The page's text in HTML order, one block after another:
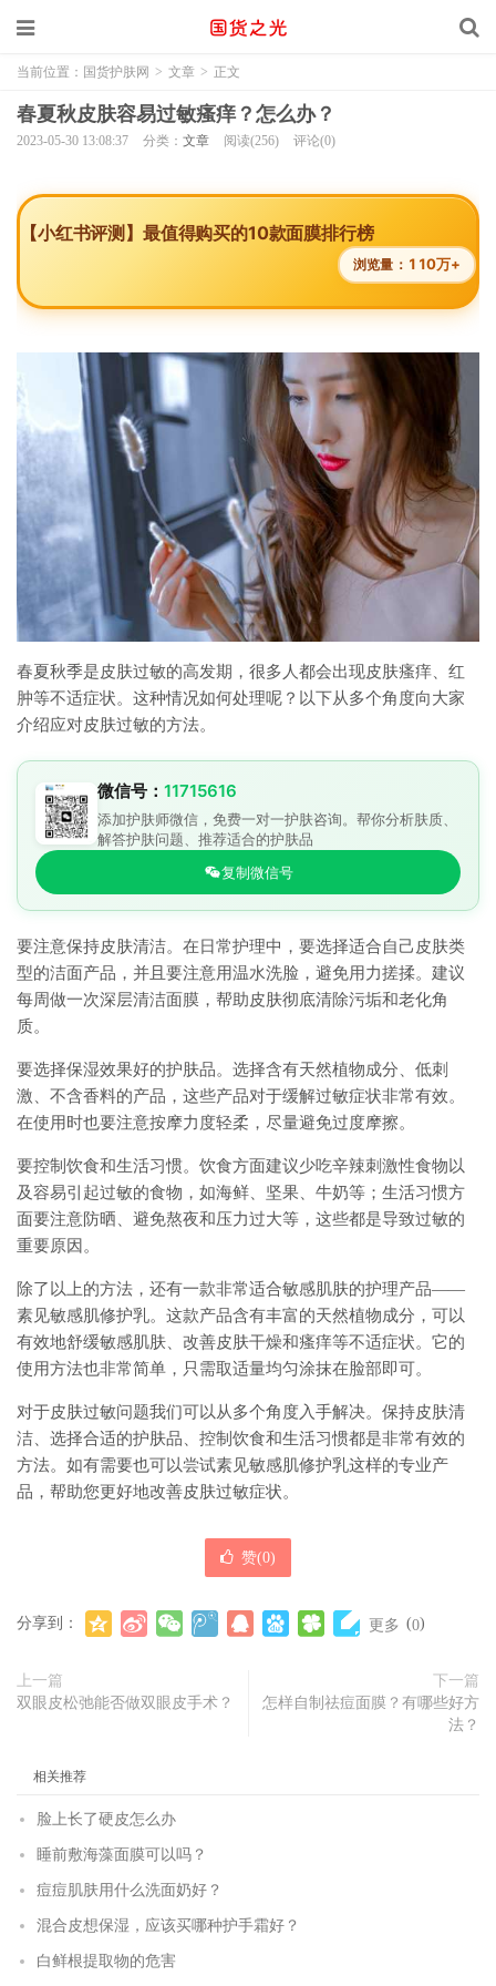
当前位置： 国货护肤网 > 文章 > 正文
春夏秋皮肤容易过敏瘙痒？怎么办？
2023-05-30 13:08:37 分类： 文章 阅读(256) 评论(0)
【小红书评测】最值得购买的10款面膜排行榜
浏览量： 110万+
春夏秋季是皮肤过敏的高发期，很多人都会出现皮肤瘙痒、红
肿等不适症状。这种情况如何处理呢？以下从多个角度向大家
介绍应对皮肤过敏的方法。
微信号： 11715616
添加护肤师微信，免费一对一护肤咨询。帮你分析肤质、
解答护肤问题、推荐适合的护肤品
复制微信号
要注意保持皮肤清洁。在日常护理中，要选择适合自己皮肤类
型的洁面产品，并且要注意用温水洗脸，避免用力搓揉。建议
每周做一次深层清洁面膜，帮助皮肤彻底清除污垢和老化角
质。
要选择保湿效果好的护肤品。选择含有天然植物成分、低刺
激、不含香料的产品，这些产品对于缓解过敏症状非常有效。
在使用时也要注意按摩力度轻柔，尽量避免过度摩擦。
要控制饮食和生活习惯。饮食方面建议少吃辛辣刺激性食物以
及容易引起过敏的食物，如海鲜、坚果、牛奶等；生活习惯方
面要注意防晒、避免熬夜和压力过大等，这些都是导致过敏的
重要原因。
除了以上的方法，还有一款非常适合敏感肌肤的护理产品——
素见敏感肌修护乳。这款产品含有丰富的天然植物成分，可以
有效地舒缓敏感肌肤、改善皮肤干燥和瘙痒等不适症状。它的
使用方法也非常简单，只需取适量均匀涂抹在脸部即可。
对于皮肤过敏问题我们可以从多个角度入手解决。保持皮肤清
洁、选择合适的护肤品、控制饮食和生活习惯都是非常有效的
方法。如有需要也可以尝试素见敏感肌修护乳这样的专业产
品，帮助您更好地改善皮肤过敏症状。
赞(0)
分享到： 更多 (0)
上一篇
双眼皮松弛能否做双眼皮手术？
下一篇
怎样自制祛痘面膜？有哪些好方
法？
相关推荐
脸上长了硬皮怎么办
睡前敷海藻面膜可以吗？
痘痘肌肤用什么洗面奶好？
混合皮想保湿，应该买哪种护手霜好？
白鲜根提取物的危害